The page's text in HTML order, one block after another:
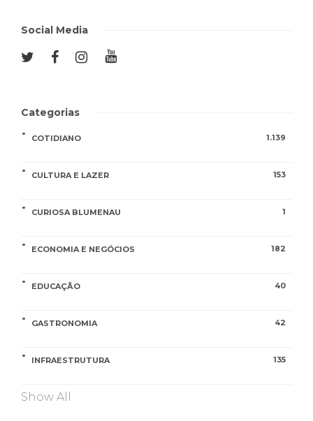
Social Media
Categorias
COTIDIANO 1.139
CULTURA E LAZER 153
CURIOSA BLUMENAU 1
ECONOMIA E NEGÓCIOS 182
EDUCAÇÃO 40
GASTRONOMIA 42
INFRAESTRUTURA 135
Show All